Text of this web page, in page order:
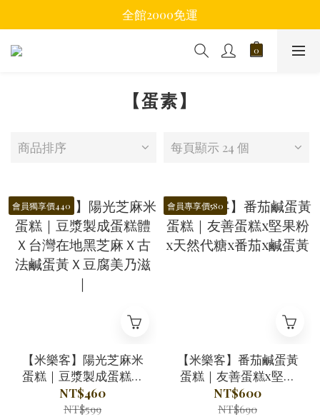
全館2000免運
【蛋素】
商品排序 每頁顯示 24 個
會員獨享價440
【米樂客】陽光芝麻米
蛋糕｜豆漿製成蛋糕體
Ｘ台灣在地黑芝麻Ｘ古
法鹹蛋黃Ｘ豆腐美乃滋
NT$460
NT$599
會員專享價580
【米樂客】番茄鹹蛋黃
蛋糕｜友善蛋糕x堅果
粉x天然代糖x番茄x鹹
蛋黃
NT$600
NT$690